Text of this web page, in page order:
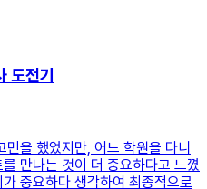
도전기
을 했었지만, 어느 학원을 다니
만나는 것이 더 중요하다고 느꼈
중요하다 생각하여 최종적으로